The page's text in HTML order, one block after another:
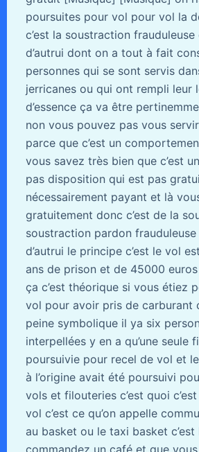
poursuites pour vol pour vol la
c’est la soustraction
d’autrui dont on a tout à fait
personnes qui se sont servis
jerricanes ou qui ont rempli leur
d’essence ça va être
non vous pouvez pas vous
parce que c’est un
vous savez très bien que c’est
pas disposition qui est pas
nécessairement payant et là
gratuitement donc c’est de la
soustraction pardon
d’autrui le principe c’est le vol
ans de prison et de 45000 euros
ça c’est théorique si vous étiez
vol pour avoir pris de carburant
peine symbolique il ya six
interpellées y en a qu’une seule
poursuivie pour recel de vol et
à l’origine avait été poursuivi
vols et filouteries c’est quoi
vol c’est ce qu’on appelle
au basket ou le taxi basket
commandez un café et que